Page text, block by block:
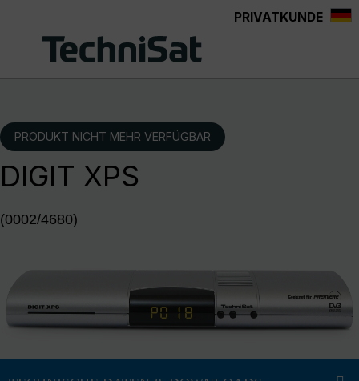
PRIVATKUNDE
PRODUKT NICHT MEHR VERFÜGBAR
DIGIT XPS
(0002/4680)